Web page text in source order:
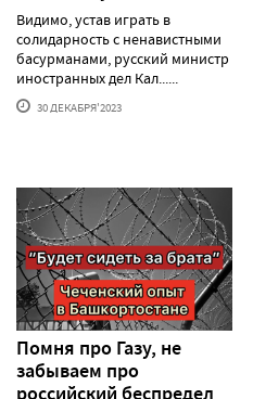
Видимо, устав играть в
солидарность с ненавистными
басурманами, русский министр
иностранных дел Кал......
30 ДЕКАБРЯ'2023
Помня про Газу, не
забываем про